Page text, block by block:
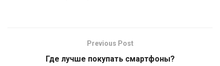
Previous Post
Где лучше покупать смартфоны?